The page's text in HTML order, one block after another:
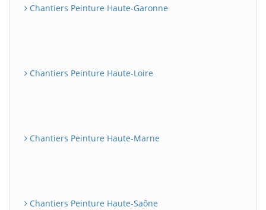
Chantiers Peinture Haute-Garonne
Chantiers Peinture Haute-Loire
Chantiers Peinture Haute-Marne
Chantiers Peinture Haute-Saône